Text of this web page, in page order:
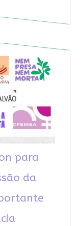
para
da